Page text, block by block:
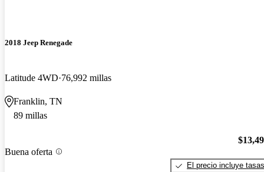
2018 Jeep Renegade
Latitude 4WD 76,992 millas
Franklin, TN
89 millas
Buena oferta
El precio incluye tasas